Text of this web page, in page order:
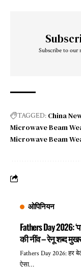
Subscribe to our
TAGGED: China
Microwave Beam
Microwave Beam
ओपिनियन
Fathers Day 2026:
की नींव – रेनू शब्द मुखर
Fathers Day 2026: हर
ऐसा…